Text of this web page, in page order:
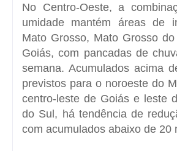
No Centro-Oeste, a
umidade mantém áreas de
Mato Grosso, Mato Grosso
Goiás, com pancadas de
semana. Acumulados acima
previstos para o noroeste do
centro-leste de Goiás e leste
do Sul, há tendência de
com acumulados abaixo de 20